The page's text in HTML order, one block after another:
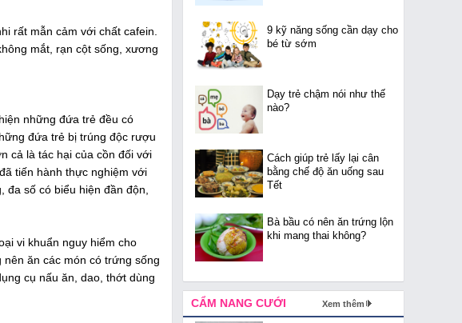
rất mẫn cảm với chất cafein.
mắt, rạn cột sống, xương
những đứa trẻ đều có
đứa trẻ bị trúng độc rượu
cả là tác hại của cồn đối với
tiến hành thực nghiệm với
số có biểu hiện đần độn,
vi khuẩn nguy hiểm cho
ăn các món có trứng sống
cụ nấu ăn, dao, thớt dùng
9 kỹ năng sống cần dạy cho
bé từ sớm
Dạy trẻ chậm nói như thế
nào?
Cách giúp trẻ lấy lại cân
bằng chế độ ăn uống sau
Tết
Bà bầu có nên ăn trứng lộn
khi mang thai không?
CẨM NANG CƯỚI Xem thêm